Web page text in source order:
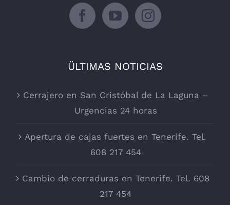
ÜLTIMAS NOTICIAS
Cerrajero en San Cristóbal de La Laguna –
Urgencias 24 horas
Apertura de cajas fuertes en Tenerife. Tel.
608 217 454
Cambio de cerraduras en Tenerife. Tel. 608
217 454